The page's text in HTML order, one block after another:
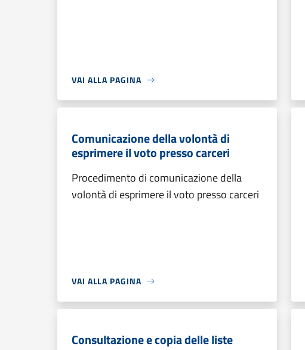
VAI ALLA PAGINA
Comunicazione della volontà di
esprimere il voto presso carceri
Procedimento di comunicazione della
volontà di esprimere il voto presso carceri
VAI ALLA PAGINA
Consultazione e copia delle liste